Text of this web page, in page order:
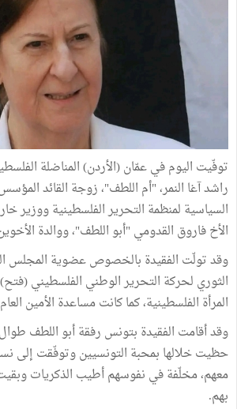
توفّيت اليوم في عمّان (الأردن) المناضلة
راشد آغا النمر، "أم اللطف"، زوجة القائد
السياسية لمنظمة التحرير الفلسطينية ووزير
الأخ فاروق القدومي "أبو اللطف"، ووالدة
وقد تولّت الفقيدة بالخصوص عضوية المجلس
الثوري لحركة التحرير الوطني الفلسطيني (فتح)،
المرأة الفلسطينية، كما كانت مساعدة الأمين
وقد أقامت الفقيدة بتونس رفقة أبو اللطف
حظيت خلالها بمحبة التونسيين وتوفّقت إلى
معهم، مخلّفة في نفوسهم أطيب الذكريات
بهم.